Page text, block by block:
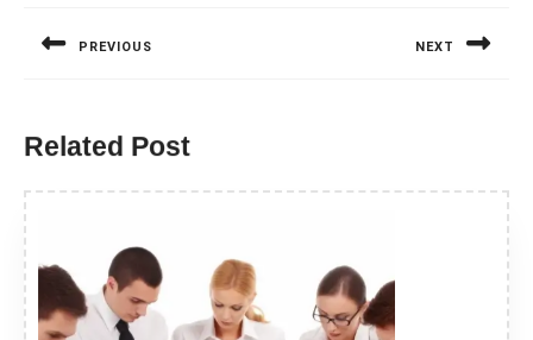
PREVIOUS NEXT
Related Post